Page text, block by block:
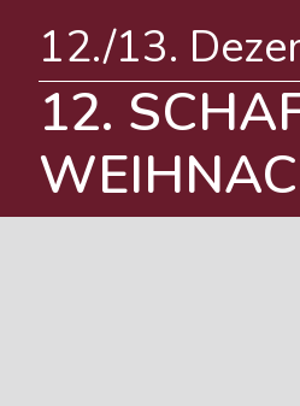
12./13.
12.